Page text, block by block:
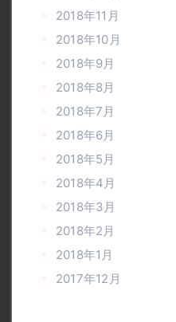
2018年11月
2018年10月
2018年9月
2018年8月
2018年7月
2018年6月
2018年5月
2018年4月
2018年3月
2018年2月
2018年1月
2017年12月